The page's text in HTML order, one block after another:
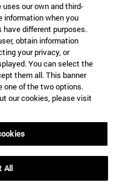
our own and third-
information when you
different purposes.
obtain information
your privacy, or
You can select the
them all. This banner
one of the two options.
our cookies, please visit
All